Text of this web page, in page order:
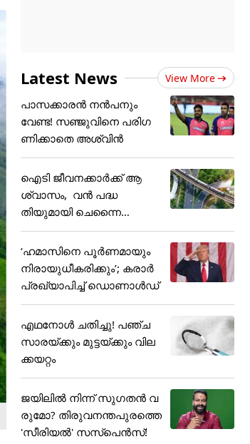
Latest News View More
പാസക്കാരൻ നൻപനും
വേണ്ട! സഞ്ജുവിനെ പരിഗ
ണിക്കാതെ അ‌ശ്വിൻ
ഐടി ജീവനക്കാർക്ക് ആ
ശ്വാസം, വൻ പദ്ധ
തിയുമായി ചെന്നൈ
മെട്രോ
‘ഹമാസിനെ പൂർണമായും
നിരായുധീകരിക്കും’; കരാർ
പ്രഖ്യാപിച്ച് ഡൊണാൾഡ്
എഥനോള്‍ ചതിച്ചു! പഞ്ച
സാരയ്ക്കും മുട്ടയ്ക്കും വില
ക്കയറ്റം
ജയിലിൽ നിന്ന് സുഗതൻ വ
രുമോ? തിരുവനന്തപുരത്തെ
'സീരിയൽ' സസ്പെൻസ്!